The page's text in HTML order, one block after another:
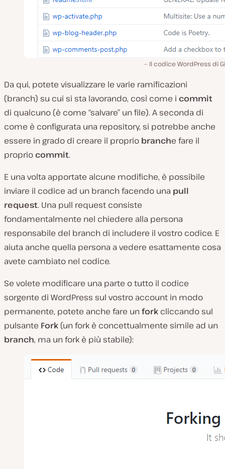
Il codice WordPress di
Da qui, potete visualizzare le varie ramificazioni
(branch) su cui si sta lavorando, così come i commit
di qualcuno (è come “salvare” un file). A seconda di
come è configurata una repository, si potrebbe anche
essere in grado di creare il proprio branche fare il
proprio commit.
E una volta apportate alcune modifiche, è possibile
inviare il codice ad un branch facendo una pull
request. Una pull request consiste
fondamentalmente nel chiedere alla persona
responsabile del branch di includere il vostro codice. E
aiuta anche quella persona a vedere esattamente cosa
avete cambiato nel codice.
Se volete modificare una parte o tutto il codice
sorgente di WordPress sul vostro account in modo
permanente, potete anche fare unfork cliccando sul
pulsante Fork (un fork è concettualmente simile ad un
branch, ma un fork è più stabile):